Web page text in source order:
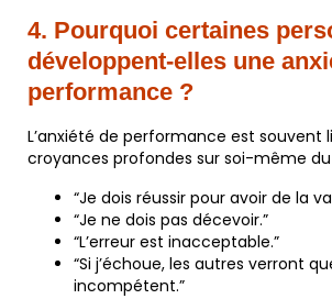
4. Pourquoi certaines
développent-elles une
performance ?
L’anxiété de performance est souvent
croyances profondes sur soi-même
“Je dois réussir pour avoir de la
“Je ne dois pas décevoir.”
“L’erreur est inacceptable.”
“Si j’échoue, les autres verront
incompétent.”